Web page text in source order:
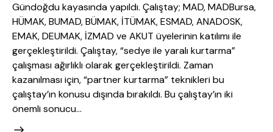
Gündoğdu kayasında yapıldı. Çalıştay; MAD, MADBursa,
HÜMAK, BUMAD, BÜMAK, İTÜMAK, ESMAD, ANADOSK,
EMAK, DEUMAK, İZMAD ve AKUT üyelerinin katılımı ile
gerçekleştirildi. Çalıştay, “sedye ile yaralı kurtarma”
çalışması ağırlıklı olarak gerçekleştirildi. Zaman
kazanılması için, “partner kurtarma” teknikleri bu
çalıştay’ın konusu dışında bırakıldı. Bu çalıştay’ın iki
önemli sonucu…